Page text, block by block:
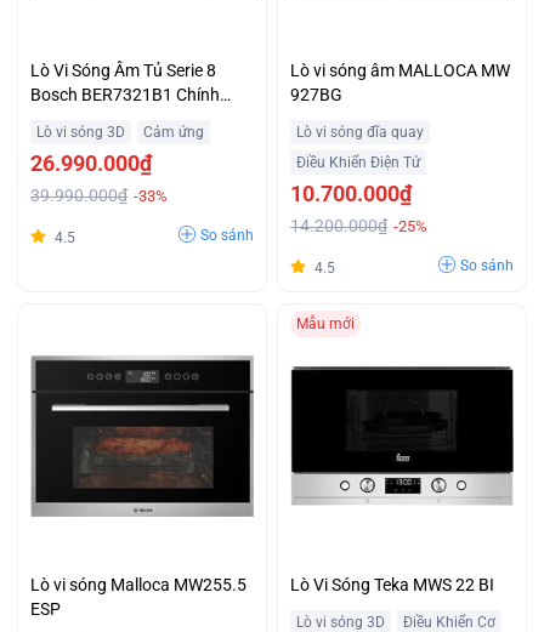
Lò Vi Sóng Âm Tủ Serie 8
Bosch BER7321B1 Chính
Lò vi sóng 3D Cảm ứng
26.990.000₫
39.990.000₫ -33%
4.5 So sánh
Lò vi sóng âm MALLOCA MW
927BG
Lò vi sóng đĩa quay
Điều Khiển Điện Tử
10.700.000₫
14.200.000₫ -25%
4.5 So sánh
Lò vi sóng Malloca MW255.5
ESP
Mẫu mới
Lò Vi Sóng Teka MWS 22 BI
Lò vi sóng 3D Điều Khiển Cơ